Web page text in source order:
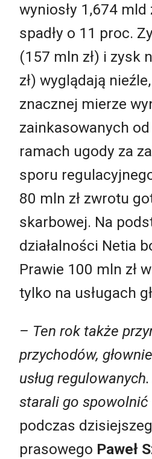
wyniosły 1,674 mld
spadły o 11 proc.
(157 mln zł) i zysk
zł) wyglądają
znacznej mierze
zainkasowanych
ramach ugody za
sporu
80 mln zł zwrotu
skarbowej. Na
działalności Netia
Prawie 100 mln zł
tylko na usługach
– Ten rok także
przychodów,
usług
starali go spowolnić
podczas
prasowego Paweł